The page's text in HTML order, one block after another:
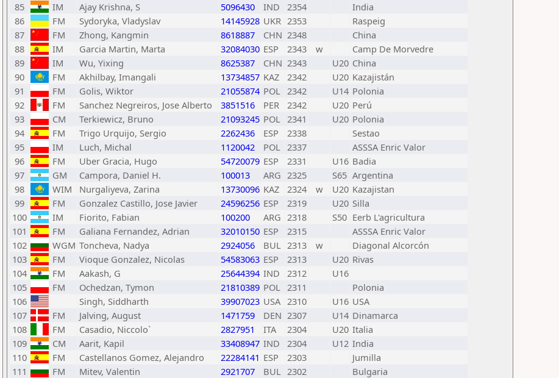
85
IM Ajay Krishna, S 5096430 IND 2354
India
86
FM Sydoryka, Vladyslav 14145928 UKR 2353
Raspeig
87
FM Zhong, Kangmin 8618887 CHN 2348
China
88
IM Garcia Martin, Marta 32084030 ESP 2343 w
Camp De Morvedre
89
IM Wu, Yixing 8625387 CHN 2343 U20 China
90
FM Akhilbay, Imangali 13734857 KAZ 2342 U20 Kazajistán
91
FM Golis, Wiktor 21055874 POL 2342 U14 Polonia
92
FM Sanchez Negreiros, Jose Alberto 3851516 PER 2342 U20 Perú
93
CM Terkiewicz, Bruno 21093245 POL 2341 U20 Polonia
94
FM Trigo Urquijo, Sergio 2262436 ESP 2338
Sestao
95
IM Luch, Michal 1120042 POL 2337
ASSSA Enric Valor
96
FM Uber Gracia, Hugo 54720079 ESP 2331 U16 Badia
97
GM Campora, Daniel H. 100013 ARG 2325 S65 Argentina
98
WIM Nurgaliyeva, Zarina 13730096 KAZ 2324 w U20 Kazajistan
99
FM Gonzalez Castillo, Jose Javier 24596256 ESP 2319 U20 Silla
100
IM Fiorito, Fabian 100200 ARG 2318 S50 Eerb L'agricultura
101
FM Galiana Fernandez, Adrian 32010150 ESP 2315
ASSSA Enric Valor
102
WGM Toncheva, Nadya 2924056 BUL 2313 w
Diagonal Alcorcón
103
FM Vioque Gonzalez, Nicolas 54583063 ESP 2313 U20 Rivas
104
FM Aakash, G 25644394 IND 2312
U16
105
FM Ochedzan, Tymon 21810389 POL 2311
Polonia
106
Singh, Siddharth 39907023 USA 2310 U16 USA
107
FM Jalving, August 1471759 DEN 2307 U14 Dinamarca
108
FM Casadio, Niccolo` 2827951 ITA 2304 U20 Italia
109
CM Aarit, Kapil 33408947 IND 2304 U12 India
110
FM Castellanos Gomez, Alejandro 22284141 ESP 2303
Jumilla
111
FM Mitev, Valentin 2921707 BUL 2302
Bulgaria